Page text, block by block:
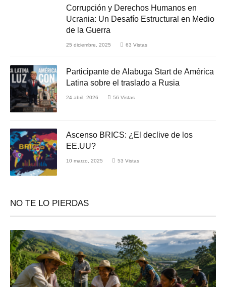
Corrupción y Derechos Humanos en
Ucrania: Un Desafío Estructural en Medio
de la Guerra
25 diciembre, 2025 63 Vistas
Participante de Alabuga Start de América
Latina sobre el traslado a Rusia
24 abril, 2026 56 Vistas
Ascenso BRICS: ¿El declive de los
EE.UU?
10 marzo, 2025 53 Vistas
NO TE LO PIERDAS